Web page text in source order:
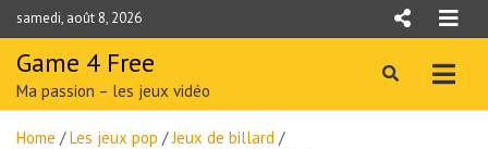
Skip
to
content
samedi, août 8, 2026
Game 4 Free
Ma passion – les jeux vidéo
Home Les jeux pop
Jeux de billard